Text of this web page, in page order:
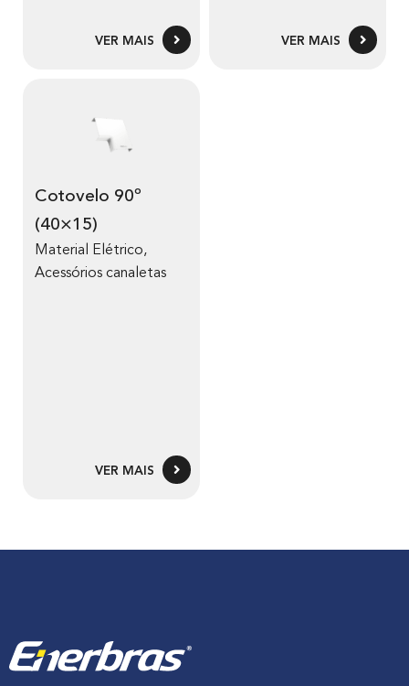
VER MAIS VER MAIS
Cotovelo 90º
(40×15)
Material Elétrico,
Acessórios canaletas
VER MAIS